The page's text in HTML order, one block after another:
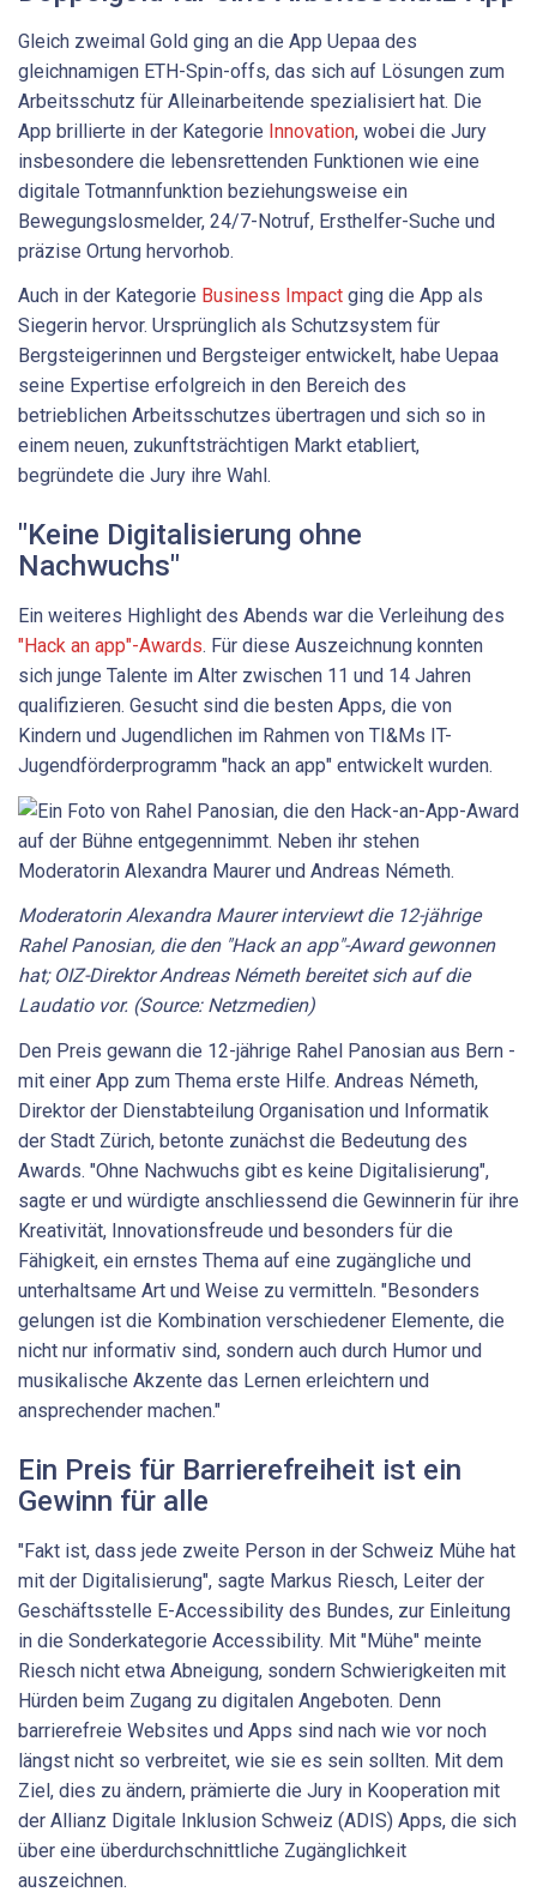
Gleich zweimal Gold ging an die App Uepaa des
gleichnamigen ETH-Spin-offs, das sich auf Lösungen zum
Arbeitsschutz für Allein­arbeitende spezialisiert hat. Die
App brillierte in der Kategorie Innovation, wobei die Jury
insbesondere die lebensrettenden Funktionen wie eine
digitale Totmannfunktion beziehungsweise ein
Bewegungslosmelder, 24/7-Notruf, Ersthelfer-Suche und
präzise Ortung hervorhob.
Auch in der Kategorie Business Impact ging die App als
Siegerin hervor. Ursprünglich als Schutzsystem für
Bergsteigerinnen und Bergsteiger entwickelt, habe Uepaa
seine Expertise erfolgreich in den Bereich des
betrieblichen Arbeitsschutzes übertragen und sich so in
einem neuen, zukunftsträchtigen Markt etabliert,
begründete die Jury ihre Wahl.
"Keine Digitalisierung ohne
Nachwuchs"
Ein weiteres Highlight des Abends war die Verleihung des
"Hack an app"-Awards. Für diese Auszeichnung konnten
sich junge Talente im Alter zwischen 11 und 14 Jahren
qualifizieren. Gesucht sind die besten Apps, die von
Kindern und Jugendlichen im Rahmen von TI&Ms IT-
Jugendförderprogramm "hack an app" entwickelt wurden.
Moderatorin Alexandra Maurer interviewt die 12-jährige
Rahel Panosian, die den "Hack an app"-Award gewonnen
hat; OIZ-Direktor Andreas Németh bereitet sich auf die
Laudatio vor. (Source: Netzmedien)
Den Preis gewann die 12-jährige Rahel Panosian aus Bern -
mit einer App zum Thema erste Hilfe. Andreas Németh,
Direktor der Dienstabteilung Organisation und Informatik
der Stadt Zürich, betonte zunächst die Bedeutung des
Awards. "Ohne Nachwuchs gibt es keine Digitalisierung",
sagte er und würdigte anschliessend die Gewinnerin für ihre
Kreativität, Innovationsfreude und besonders für die
Fähigkeit, ein ernstes Thema auf eine zugängliche und
unterhaltsame Art und Weise zu vermitteln. "Besonders
gelungen ist die Kombination verschiedener Elemente, die
nicht nur informativ sind, sondern auch durch Humor und
musikalische Akzente das Lernen erleichtern und
ansprechender machen."
Ein Preis für Barrierefreiheit ist ein
Gewinn für alle
"Fakt ist, dass jede zweite Person in der Schweiz Mühe hat
mit der Digitalisierung", sagte Markus Riesch, Leiter der
Geschäftsstelle E-Accessibility des Bundes, zur Einleitung
in die Sonderkategorie Accessibility. Mit "Mühe" meinte
Riesch nicht etwa Abneigung, sondern Schwierigkeiten mit
Hürden beim Zugang zu digitalen Angeboten. Denn
barrierefreie Websites und Apps sind nach wie vor noch
längst nicht so verbreitet, wie sie es sein sollten. Mit dem
Ziel, dies zu ändern, prämierte die Jury in Kooperation mit
der Allianz Digitale Inklusion Schweiz (ADIS) Apps, die sich
über eine überdurchschnittliche Zugänglichkeit
auszeichnen.